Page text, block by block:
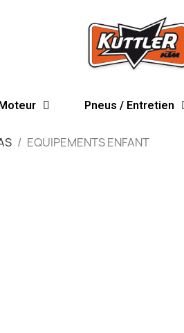
Pneus / Entretien
EQUIPEMENTS ENFANT